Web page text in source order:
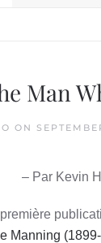
Man
ON
– Par Kevin
Manning